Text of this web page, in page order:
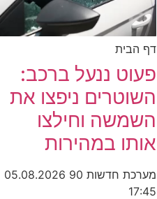
דף הבית
פעוט ננעל ברכב:
השוטרים ניפצו את
השמשה וחילצו
אותו במהירות
מערכת חדשות 90
05.08.2026
17:45